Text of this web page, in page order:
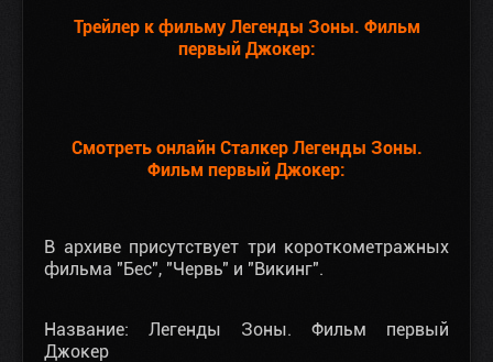
Трейлер к фильму Легенды Зоны. Фильм
первый Джокер:
Смотреть онлайн Сталкер Легенды Зоны.
Фильм первый Джокер:
В архиве присутствует три короткометражных
фильма "Бес", "Червь" и "Викинг".
Название: Легенды Зоны. Фильм первый
Джокер